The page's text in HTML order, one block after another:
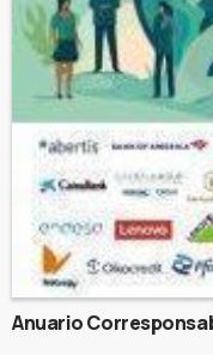
Anuario